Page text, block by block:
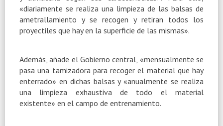
«diariamente se realiza una limpieza de las balsas de
ametrallamiento y se recogen y retiran todos los
proyectiles que hay en la superficie de las mismas».
Además, añade el Gobierno central, «mensualmente se
pasa una tamizadora para recoger el material que hay
enterrado» en dichas balsas y «anualmente se realiza
una limpieza exhaustiva de todo el material
existente» en el campo de entrenamiento.